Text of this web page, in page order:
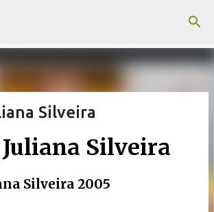
para o conteúdo principal
Silveira
Silveira
Silveira 2005